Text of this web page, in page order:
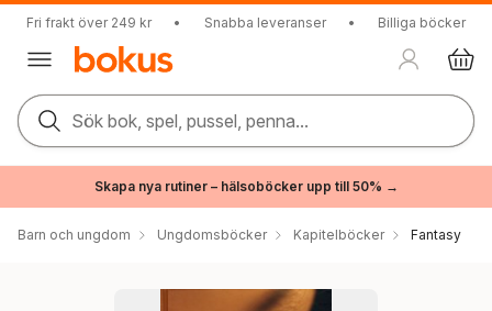
Fri frakt över 249 kr • Snabba leveranser • Billiga böcker
Sök bok, spel, pussel, penna...
Skapa nya rutiner – hälsoböcker upp till 50% →
Barn och ungdom Ungdomsböcker Kapitelböcker Fantasy